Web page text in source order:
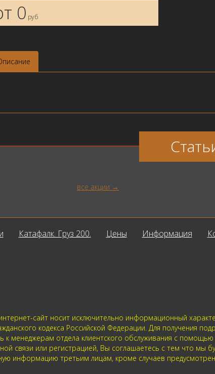
0 руб
все акции
Катафалк. Груз 200. Цены Информация
сайт носит исключительно информационный
кодекса Российской Федерации. Для получения
к менеджерам отдела клиентского обслуживания с
связи или регистрацией, Вы соглашаетесь с тем что мы
информацию третьим лицам, кроме случаев